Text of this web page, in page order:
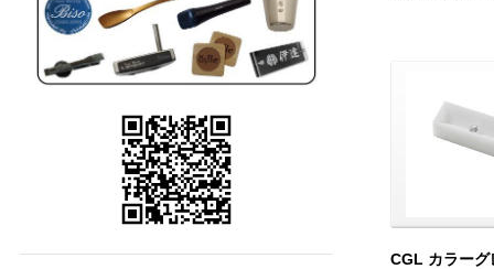
CGL カラーグ